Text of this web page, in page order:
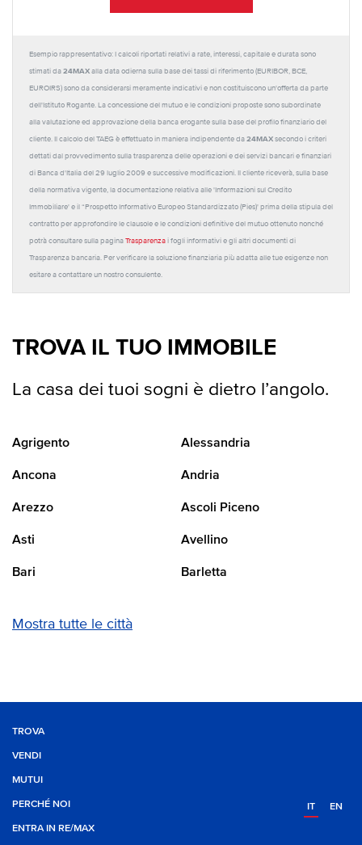
Esempio rappresentativo: I calcoli riportati relativi a rate, interessi, capitale e durata sono
stimati da 24MAX alla data odierna sulla base dei tassi di riferimento (EURIBOR, BCE,
EUROIRS) sono da considerarsi meramente indicativi e non costituiscono un'offerta da parte
dell'Istituto Rogante. La concessione del mutuo e le condizioni proposte sono subordinate
alla valutazione ed approvazione della banca erogante sulla base del profilo finanziario del
cliente. Il calcolo del TAEG è effettuato in maniera indipendente da 24MAX secondo i criteri
dettati dal provvedimento sulla trasparenza delle operazioni e dei servizi bancari e finanziari
di Banca d'Italia del 29 luglio 2009 e successive modificazioni. Il cliente riceverà, sulla base
della normativa vigente, la documentazione relativa alle 'Informazioni sul Credito
Immobiliare' e il “Prospetto Informativo Europeo Standardizzato (Pies)' prima della stipula del
contratto per approfondire le clausole e le condizioni definitive del mutuo ottenuto nonché
potrà consultare sulla pagina Trasparenza i fogli informativi e gli altri documenti di
Trasparenza bancaria. Per verificare la soluzione finanziaria più adatta alle tue esigenze non
esitare a contattare un nostro consulente.
TROVA IL TUO IMMOBILE
La casa dei tuoi sogni è dietro l’angolo.
Agrigento Alessandria
Ancona Andria
Arezzo Ascoli Piceno
Asti Avellino
Bari Barletta
Mostra tutte le città
TROVA
VENDI
MUTUI
PERCHÉ NOI
ENTRA IN RE/MAX
IT EN